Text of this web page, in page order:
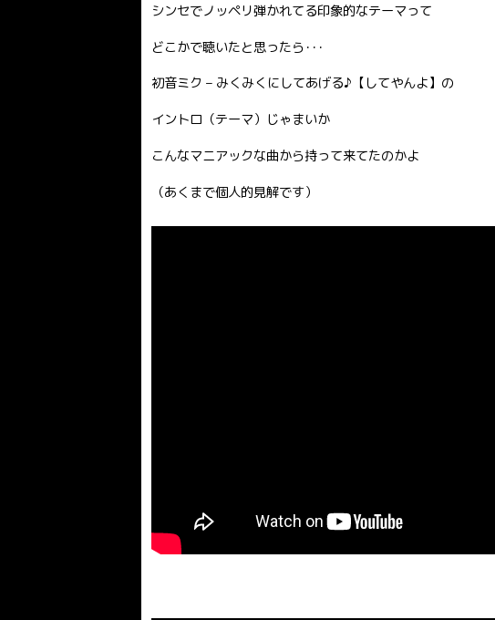
シンセでノッペリ弾かれてる印象的なテーマって
どこかで聴いたと思ったら･･･
初音ミク – みくみくにしてあげる♪【してやんよ】の
イントロ（テーマ）じゃまいか
こんなマニアックな曲から持って来てたのかよ
（あくまで個人的見解です）